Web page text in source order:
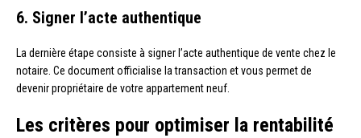
6. Signer l’acte authentique
La dernière étape consiste à signer l’acte authentique de vente chez le
notaire. Ce document officialise la transaction et vous permet de
devenir propriétaire de votre appartement neuf.
Les critères pour optimiser la rentabilité